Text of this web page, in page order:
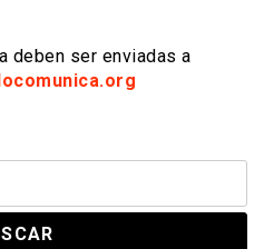
deben ser enviadas a